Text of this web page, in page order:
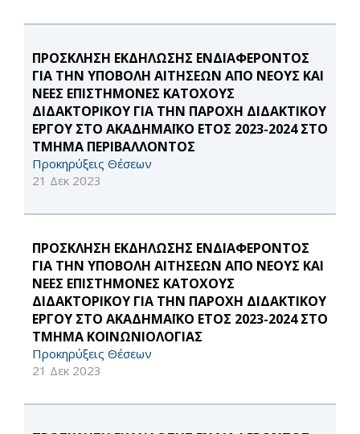
ΠΡΟΣΚΛΗΣΗ ΕΚΔΗΛΩΣΗΣ ΕΝΔΙΑΦΕΡΟΝΤΟΣ
ΓΙΑ THN ΥΠΟΒΟΛΗ ΑΙΤΗΣΕΩΝ ΑΠΟ ΝΕΟΥΣ ΚΑΙ
ΝΕΕΣ ΕΠΙΣΤΗΜΟΝΕΣ ΚΑΤΟΧΟΥΣ
ΔΙΔΑΚΤΟΡΙΚΟΥ ΓΙΑ ΤΗΝ ΠΑΡΟΧΗ ΔΙΔΑΚΤΙΚΟΥ
ΕΡΓΟΥ ΣΤΟ ΑΚΑΔΗΜΑΪΚΟ ΕΤΟΣ 2023-2024 ΣΤΟ
ΤΜΗΜΑ ΠΕΡΙΒΑΛΛΟΝΤΟΣ
Προκηρύξεις Θέσεων
21 Δεκ 2023
ΠΡΟΣΚΛΗΣΗ ΕΚΔΗΛΩΣΗΣ ΕΝΔΙΑΦΕΡΟΝΤΟΣ
ΓΙΑ THN ΥΠΟΒΟΛΗ ΑΙΤΗΣΕΩΝ ΑΠΟ ΝΕΟΥΣ ΚΑΙ
ΝΕΕΣ ΕΠΙΣΤΗΜΟΝΕΣ ΚΑΤΟΧΟΥΣ
ΔΙΔΑΚΤΟΡΙΚΟΥ ΓΙΑ ΤΗΝ ΠΑΡΟΧΗ ΔΙΔΑΚΤΙΚΟΥ
ΕΡΓΟΥ ΣΤΟ ΑΚΑΔΗΜΑΪΚΟ ΕΤΟΣ 2023-2024 ΣΤΟ
ΤΜΗΜΑ ΚΟΙΝΩΝΙΟΛΟΓΙΑΣ
Προκηρύξεις Θέσεων
21 Δεκ 2023